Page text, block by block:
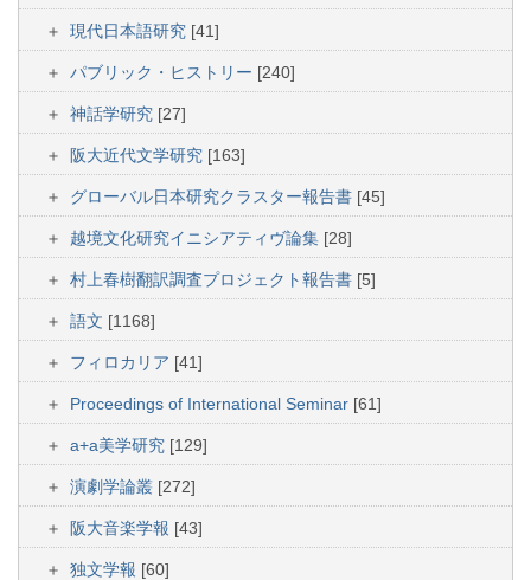
現代日本語研究 [41]
パブリック・ヒストリー [240]
神話学研究 [27]
阪大近代文学研究 [163]
グローバル日本研究クラスター報告書 [45]
越境文化研究イニシアティヴ論集 [28]
村上春樹翻訳調査プロジェクト報告書 [5]
語文 [1168]
フィロカリア [41]
Proceedings of International Seminar [61]
a+a美学研究 [129]
演劇学論叢 [272]
阪大音楽学報 [43]
独文学報 [60]